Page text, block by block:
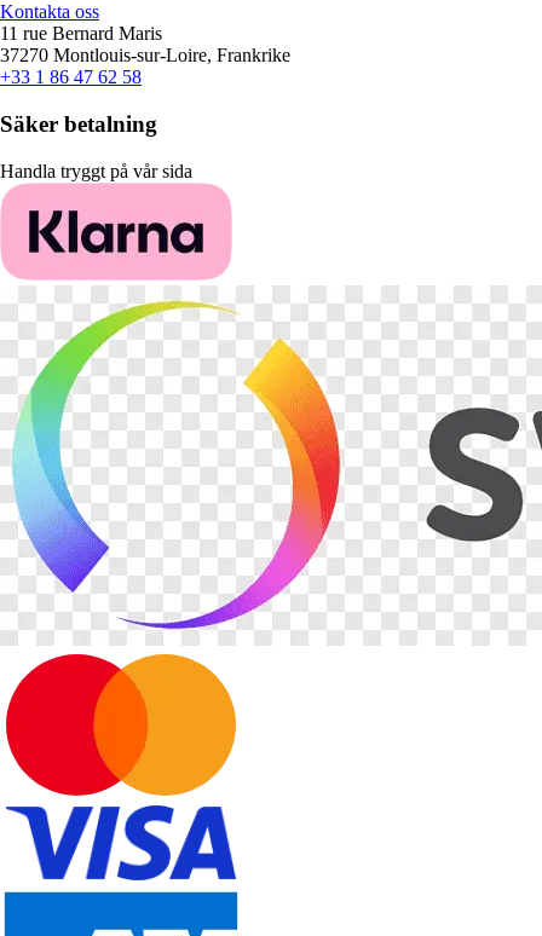
Kontakta oss
11 rue Bernard Maris
37270 Montlouis-sur-Loire, Frankrike
+33 1 86 47 62 58
Säker betalning
Handla tryggt på vår sida